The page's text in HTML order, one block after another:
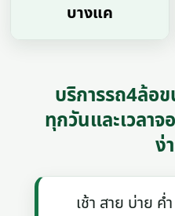
บางแค
บริการรถ4ล้อ
ทุกวันและเวลา
ง่
เช้า สาย บ่าย ค่ำ